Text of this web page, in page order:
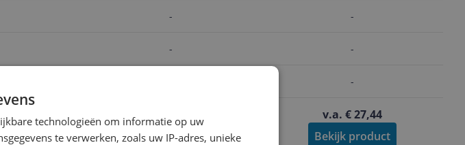
-
-
v.a. € 100,99
Bekijk product
-
-
-
v.a. € 27,44
Bekijk product
technologieën om informatie op uw
te verwerken, zoals uw IP-adres, unieke